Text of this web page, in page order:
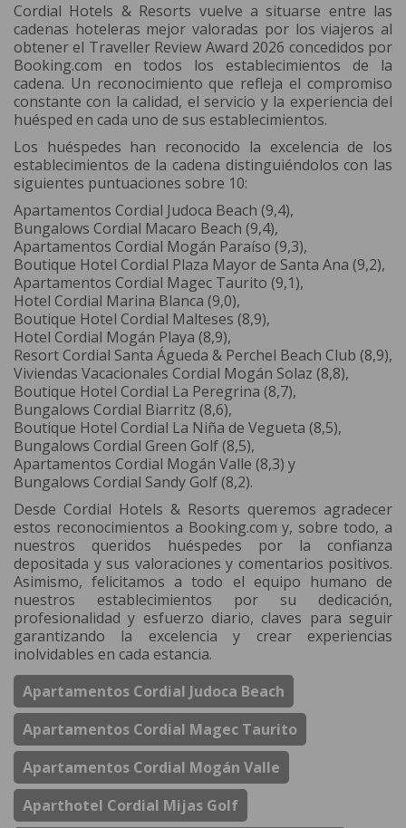
Cordial Hotels & Resorts vuelve a situarse entre las
cadenas hoteleras mejor valoradas por los viajeros al
obtener el Traveller Review Award 2026 concedidos por
Booking.com en todos los establecimientos de la
cadena. Un reconocimiento que refleja el compromiso
constante con la calidad, el servicio y la experiencia del
huésped en cada uno de sus establecimientos.
Los huéspedes han reconocido la excelencia de los
establecimientos de la cadena distinguiéndolos con las
siguientes puntuaciones sobre 10:
Apartamentos Cordial Judoca Beach (9,4),
Bungalows Cordial Macaro Beach (9,4),
Apartamentos Cordial Mogán Paraíso (9,3),
Boutique Hotel Cordial Plaza Mayor de Santa Ana (9,2),
Apartamentos Cordial Magec Taurito (9,1),
Hotel Cordial Marina Blanca (9,0),
Boutique Hotel Cordial Malteses (8,9),
Hotel Cordial Mogán Playa (8,9),
Resort Cordial Santa Águeda & Perchel Beach Club (8,9),
Viviendas Vacacionales Cordial Mogán Solaz (8,8),
Boutique Hotel Cordial La Peregrina (8,7),
Bungalows Cordial Biarritz (8,6),
Boutique Hotel Cordial La Niña de Vegueta (8,5),
Bungalows Cordial Green Golf (8,5),
Apartamentos Cordial Mogán Valle (8,3) y
Bungalows Cordial Sandy Golf (8,2).
Desde Cordial Hotels & Resorts queremos agradecer
estos reconocimientos a Booking.com y, sobre todo, a
nuestros queridos huéspedes por la confianza
depositada y sus valoraciones y comentarios positivos.
Asimismo, felicitamos a todo el equipo humano de
nuestros establecimientos por su dedicación,
profesionalidad y esfuerzo diario, claves para seguir
garantizando la excelencia y crear experiencias
inolvidables en cada estancia.
Apartamentos Cordial Judoca Beach
Apartamentos Cordial Magec Taurito
Apartamentos Cordial Mogán Valle
Aparthotel Cordial Mijas Golf